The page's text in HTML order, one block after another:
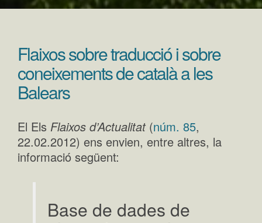
Flaixos sobre traducció i sobre
coneixements de català a les
Balears
El Els Flaixos d’Actualitat(núm. 85,
22.02.2012) ens envien, entre altres, la
informació següent:
Base de dades de